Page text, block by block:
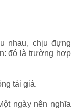
nhau, chịu đựng
đó là trường hợp
tái giá.
ngày nên nghĩa